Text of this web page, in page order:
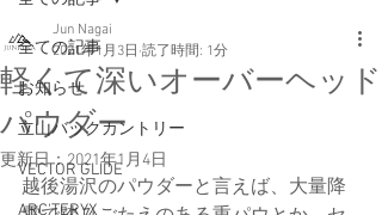
全ての記事
お知らせ
立山バックカントリー
VECTOR GLIDE
ARC'TERYX
軽くて深いオーバーヘッド
パウダー
Jun Nagai
2021年1月3日 読了時間: 1分
更新日：2021年1月4日
越後湯沢のパウダーと言えば、大量降